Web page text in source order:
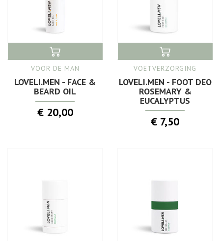
VOOR DE MAN
LOVELI.MEN - FACE &
BEARD OIL
€ 20,00
VOETVERZORGING
LOVELI.MEN - FOOT DEO
ROSEMARY &
EUCALYPTUS
€ 7,50